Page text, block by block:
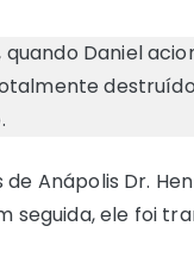
Daniel
Anápolis Dr.
seguida, ele foi